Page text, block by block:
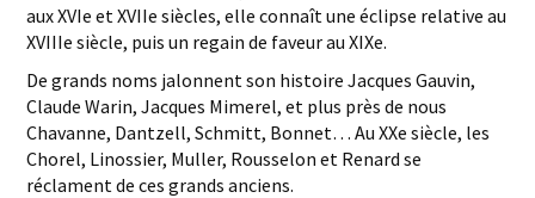
aux XVIe et XVIIe siècles, elle connaît une éclipse relative au
XVIIIe siècle, puis un regain de faveur au XIXe.
De grands noms jalonnent son histoire Jacques Gauvin,
Claude Warin, Jacques Mimerel, et plus près de nous
Chavanne, Dantzell, Schmitt, Bonnet… Au XXe siècle, les
Chorel, Linossier, Muller, Rousselon et Renard se
réclament de ces grands anciens.